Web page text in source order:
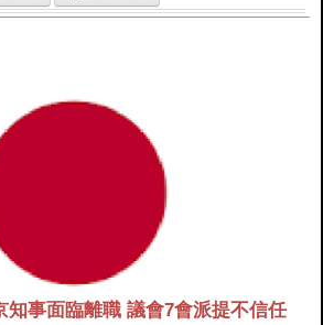
知事面臨離職 議會7會派提不信任